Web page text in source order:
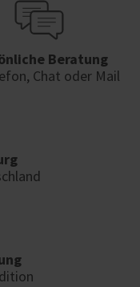
Beratung
Chat oder Mail